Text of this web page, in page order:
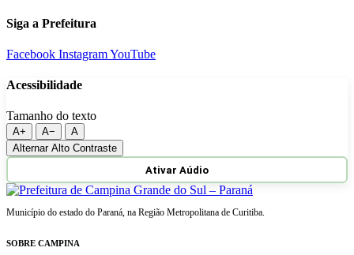
Siga a Prefeitura
Facebook InstagramYouTube
Acessibilidade
Tamanho do texto
A+ A−
A
Alternar Alto Contraste
Ativar Aúdio
Município do estado do Paraná, na Região Metropolitana de Curitiba.
SOBRE CAMPINA